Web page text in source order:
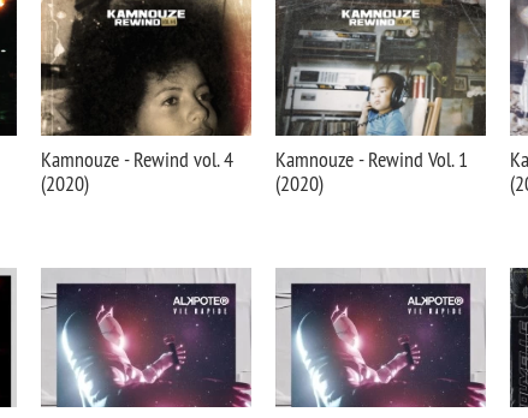
Kamnouze - Rewind vol. 4
(2020)
Kamnouze - Rewind Vol. 1
(2020)